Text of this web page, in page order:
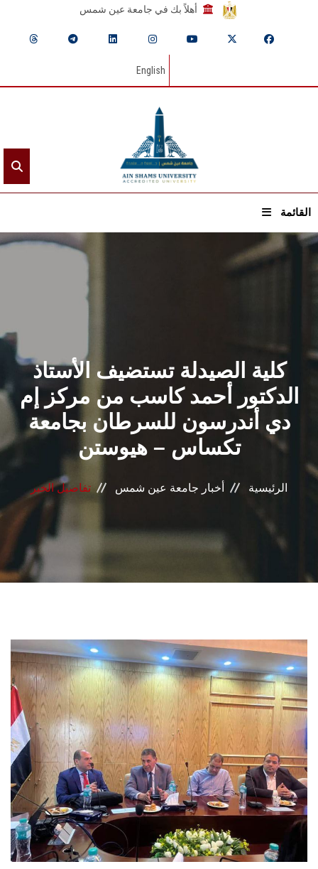
أهلاً بك في جامعة عين شمس
English
القائمة
القطاعـات
الشئون الأكاديمية
البحث العلمي
الرعاية الصحية
المراكز والوحدات
الأنظمة الذكية
الإعلام
الطلاب
هيئة التدريس
الدراسات العليا
الخريجين
الموظفون
الزائـرون
كلية الصيدلة تستضيف الأستاذ
الدكتور أحمد كاسب من مركز إم
دي أندرسون للسرطان بجامعة
تكساس – هيوستن
الرئيسية أخبار جامعة عين شمس تفاصيل الخبر